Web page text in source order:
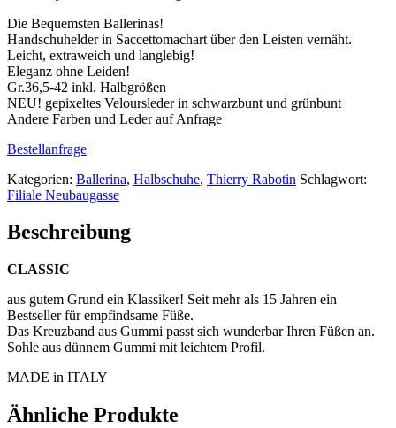
Die Bequemsten Ballerinas!
Handschuhelder in Saccettomachart über den Leisten vernäht.
Leicht, extraweich und langlebig!
Eleganz ohne Leiden!
Gr.36,5-42 inkl. Halbgrößen
NEU! gepixeltes Veloursleder in schwarzbunt und grünbunt
Andere Farben und Leder auf Anfrage
Bestellanfrage
Kategorien: Ballerina, Halbschuhe, Thierry Rabotin Schlagwort:
Filiale Neubaugasse
Beschreibung
CLASSIC
aus gutem Grund ein Klassiker! Seit mehr als 15 Jahren ein
Bestseller für empfindsame Füße.
Das Kreuzband aus Gummi passt sich wunderbar Ihren Füßen an.
Sohle aus dünnem Gummi mit leichtem Profil.
MADE in ITALY
Ähnliche Produkte